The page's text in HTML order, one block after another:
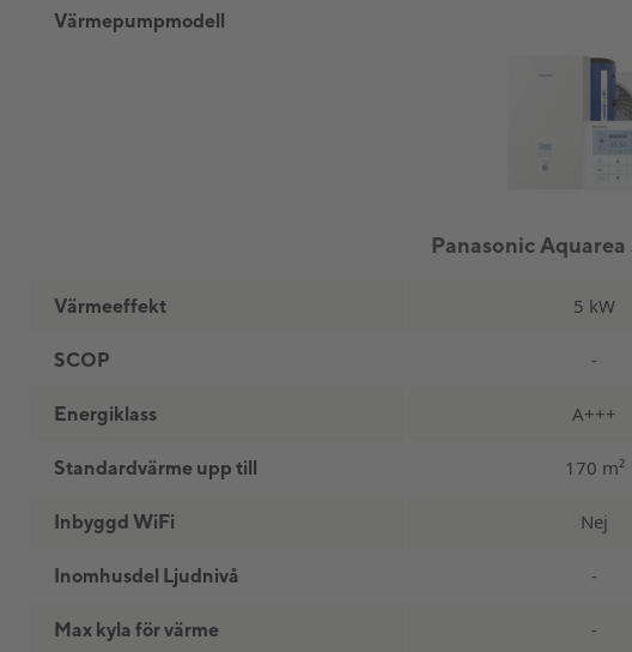
Värmepumpmodell
Värmeeffekt 5 kW
SCOP -
Energiklass A+++
Standardvärme upp till 170 m²
Inbyggd WiFi Nej
Inomhusdel Ljudnivå -
Max kyla för värme -